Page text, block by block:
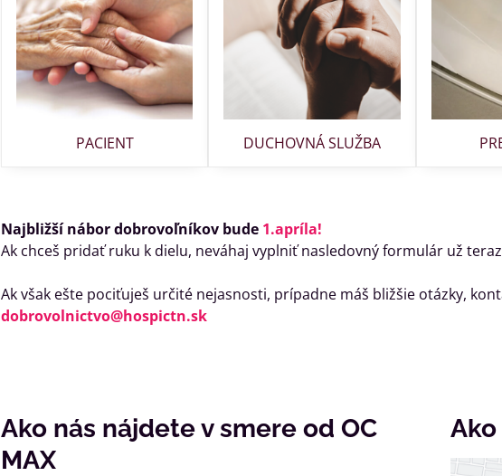
PACIENT DUCHOVNÁ SLUŽBA
Najbližší nábor dobrovoľníkov bude 1.apríla!
Ak chceš pridať ruku k dielu, neváhaj vyplniť nasledovný formulár už
Ak však ešte pociťuješ určité nejasnosti, prípadne máš bližšie otázky,
dobrovolnictvo@hospictn.sk
Ako nás nájdete v smere od OC
MAX